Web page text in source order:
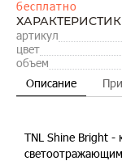
бесплатно
артикул
цвет
объем
Описание
TNL Shine Bright -